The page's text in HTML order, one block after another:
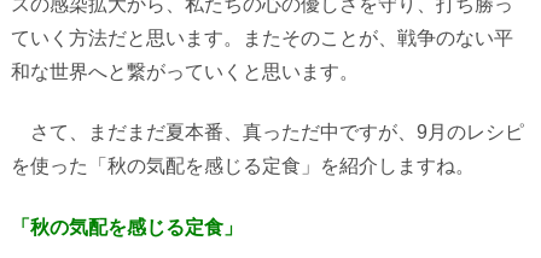
ていく方法だと思います。またそのことが、戦争のない平
和な世界へと繋がっていくと思います。
さて、まだまだ夏本番、真っただ中ですが、 9 月のレシピ
を使った「秋の気配を感じる定食」を紹介しますね。
「秋の気配を感じる定食」